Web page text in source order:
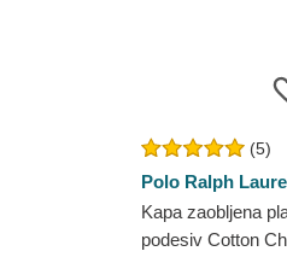
(5)
Polo Ralph
Kapa zaobljena
podesiv Cotton